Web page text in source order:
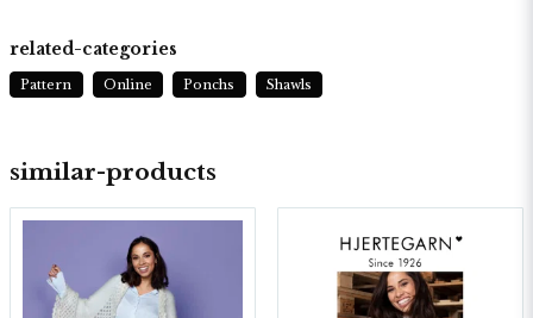
similar-products
related-categories
Pattern Online Ponchs Shawls